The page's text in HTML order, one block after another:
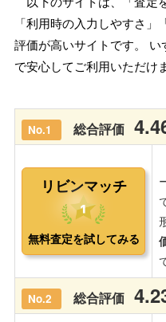
「利用時の入力しやすさ
評価が高いサイトです。 い
で安心してご利用いただけ